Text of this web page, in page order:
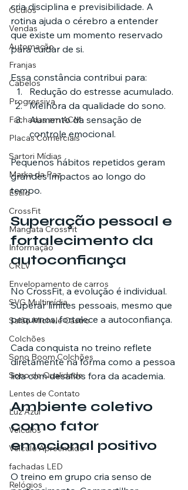
Óculos
Vendas
Automação
Franjas
Cabelos
Progressiva
Fachadas em ACM
Placas Comerciais
Sartori Mídias
Marka da Paz
Estilo
CrossFit
Mangata CrossFit
Informação
CRLV
Envelopamento de carros
SVG Multimídia
Salão Michele Castro
Colchões
Sono Boom Colchões
Sono de Qualidade
Lentes de Contato
Luz Azul
Veículos
Veículo Apreendido
fachadas LED
Relógios
cria disciplina e previsibilidade. A
rotina ajuda o cérebro a entender
que existe um momento reservado
para cuidar de si.
Essa constância contribui para:
Redução do estresse acumulado.
Melhora da qualidade do sono.
Aumento da sensação de
controle emocional.
Pequenos hábitos repetidos geram
grandes impactos ao longo do
tempo.
Superação pessoal e
fortalecimento da
autoconfiança
No CrossFit, a evolução é individual.
Superar limites pessoais, mesmo que
pequenos, fortalece a autoconfiança.
Cada conquista no treino reflete
diretamente na forma como a pessoa
lida com desafios fora da academia.
Ambiente coletivo
como fator
emocional positivo
O treino em grupo cria senso de